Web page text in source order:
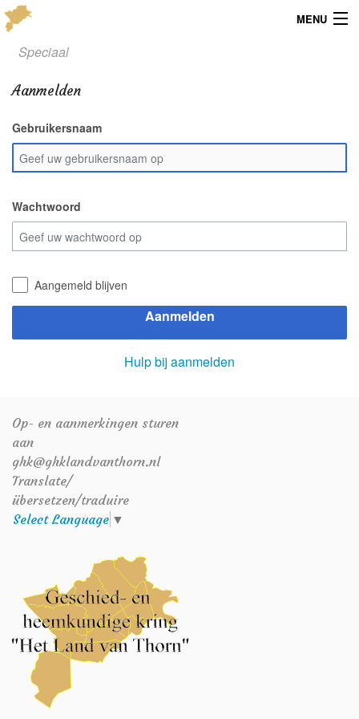
MENU
Menu
Publicaties
Dialect
Locaties
Kaarten
Overig
Verenigingsinfo
Speciaal
Aanmelden
Gebruikersnaam
Wachtwoord
Aangemeld blijven
Aanmelden
Hulp bij aanmelden
Op- en aanmerkingen sturen
aan
ghk@ghklandvanthorn.nl
Translate/
übersetzen/traduire
Select Language ▼